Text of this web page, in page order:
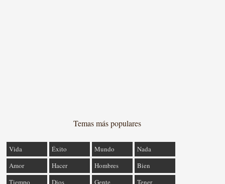
Temas más populares
Vida Éxito Mundo
Nada
Amor
Hacer Hombres
Bien
Tiempo
Dios Gente Tener